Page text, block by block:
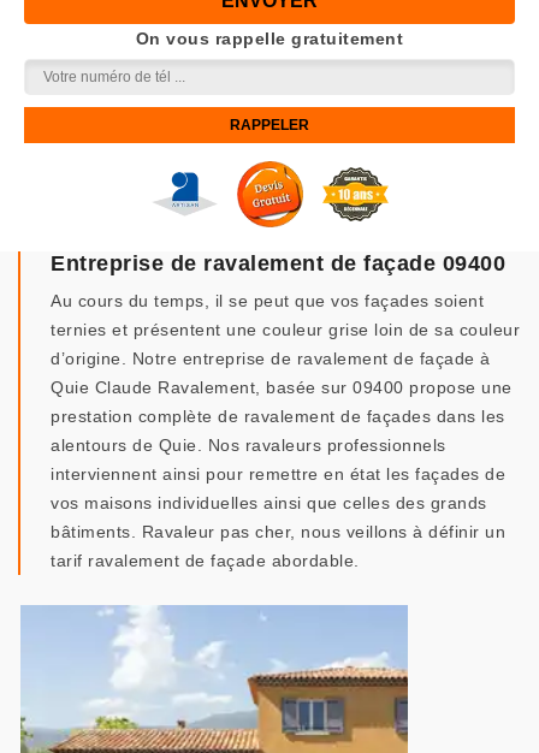
On vous rappelle gratuitement
Entreprise de ravalement de façade 09400
Au cours du temps, il se peut que vos façades soient
ternies et présentent une couleur grise loin de sa couleur
d’origine. Notre entreprise de ravalement de façade à
Quie Claude Ravalement, basée sur 09400 propose une
prestation complète de ravalement de façades dans les
alentours de Quie. Nos ravaleurs professionnels
interviennent ainsi pour remettre en état les façades de
vos maisons individuelles ainsi que celles des grands
bâtiments. Ravaleur pas cher, nous veillons à définir un
tarif ravalement de façade abordable.